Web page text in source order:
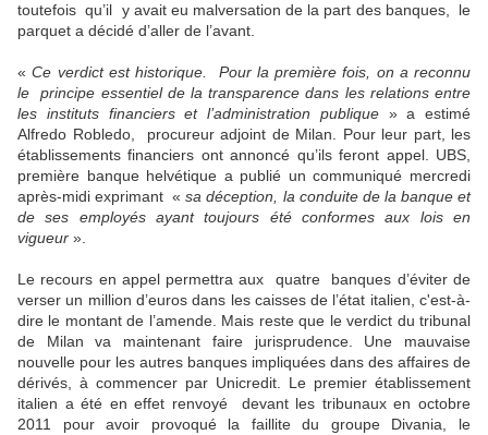
toutefois qu’il y avait eu malversation de la part des banques, le
parquet a décidé d’aller de l’avant.
«Ce verdict est historique. Pour la première fois, on a reconnu
le principe essentiel de la transparence dans les relations entre
les instituts financiers et l’administration publique » a estimé
Alfredo Robledo, procureur adjoint de Milan. Pour leur part, les
établissements financiers ont annoncé qu’ils feront appel. UBS,
première banque helvétique a publié un communiqué mercredi
après-midi exprimant «sa déception, la conduite de la banque et
de ses employés ayant toujours été conformes aux lois en
vigueur ».
Le recours en appel permettra aux quatre banques d’éviter de
verser un million d’euros dans les caisses de l’état italien, c'est-à-
dire le montant de l’amende. Mais reste que le verdict du tribunal
de Milan va maintenant faire jurisprudence. Une mauvaise
nouvelle pour les autres banques impliquées dans des affaires de
dérivés, à commencer par Unicredit. Le premier établissement
italien a été en effet renvoyé devant les tribunaux en octobre
2011 pour avoir provoqué la faillite du groupe Divania, le